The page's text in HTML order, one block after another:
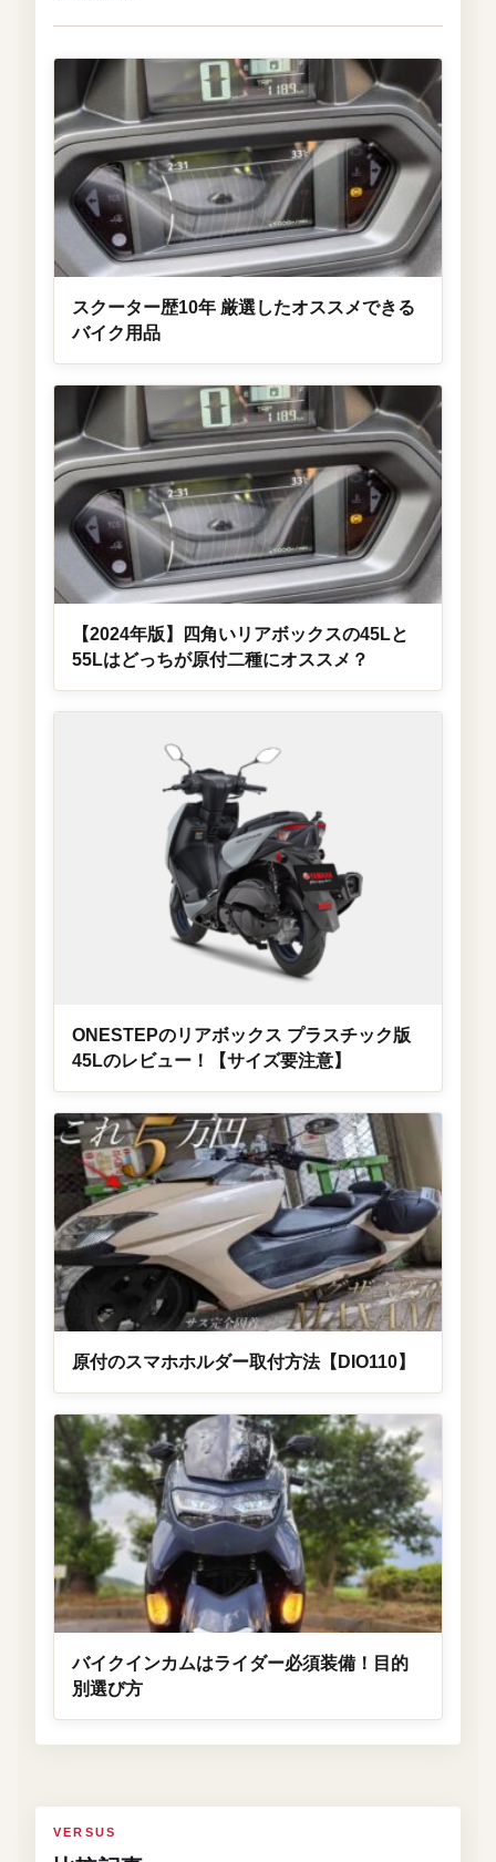
スクーター歴10年 厳選したオススメできる
バイク用品
【2024年版】四角いリアボックスの45Lと
55Lはどっちが原付二種にオススメ？
ONESTEPのリアボックス プラスチック版
45Lのレビュー！【サイズ要注意】
原付のスマホホルダー取付方法【DIO110】
バイクインカムはライダー必須装備！目的
別選び方
VERSUS